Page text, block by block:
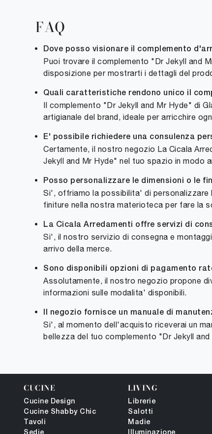
FAQ
Dove posso visionare il complemento
Puoi trovare il complemento "Dr Jekyll and
disposizione per mostrarti i dettagli del
Quali caratteristiche rendono unico il
Il complemento "Dr Jekyll and Mr Hyde" di
artigianale del brand, ideale per arricchire
E' possibile richiedere una consulenza
Certamente, il nostro negozio La Cicala
Jekyll and Mr Hyde" nel tuo spazio in modo
Posso personalizzare le dimensioni o le
Si', offriamo la possibilita' di personalizzare
finiture nella nostra materioteca per fare la
La Cicala Arredamenti offre servizi di
Si', il nostro servizio di consegna e
arrivo della merce.
Sono disponibili opzioni di pagamento
Assolutamente, il nostro negozio propone
informazioni sulle modalita' disponibili.
Il negozio fornisce un manuale di
Si', al momento dell'acquisto riceverai un
bellezza del tuo complemento "Dr Jekyll
CUCINE
Cucine Design
Cucine Shabby Chic
Tavoli
LIVING
Librerie
Salotti
Madie